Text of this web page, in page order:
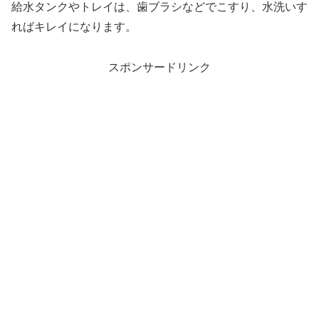
給水タンクやトレイは、歯ブラシなどでこすり、水洗いす
ればキレイになります。
スポンサードリンク